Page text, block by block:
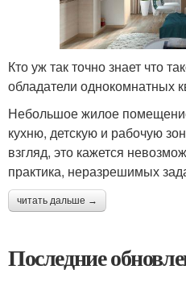
Кто уж так точно знает что
обладатели однокомнатных
Небольшое жилое
кухню, детскую и рабочую
взгляд, это кажется
практика, неразрешимых
читать дальше →
Последние